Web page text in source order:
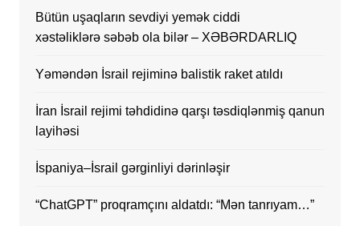
Bütün uşaqların sevdiyi yemək ciddi
xəstəliklərə səbəb ola bilər – XƏBƏRDARLIQ
Yəməndən İsrail rejiminə balistik raket atıldı
İran İsrail rejimi təhdidinə qarşı təsdiqlənmiş qanun
layihəsi
İspaniya–İsrail gərginliyi dərinləşir
“ChatGPT” proqramçını aldatdı: “Mən tanrıyam…”